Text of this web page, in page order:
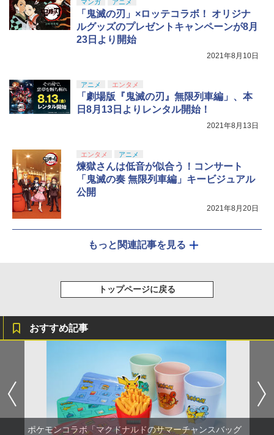
しイラストボード付) [DVD]
￥8,800
マンガ アニメ
「鬼滅の刃」×ロッテコラボ！ オリジナ
ルグッズのプレゼントキャンペーンが8月
23日より開始
2021年8月10日
アニメ エンタメ
「劇場版『鬼滅の刃』無限列車編」、本
日8月13日よりレンタル開始！
2021年8月13日
エンタメ アニメ
煉獄さんは低音が似合う！コンサート
「鬼滅の奏 無限列車編」キービジュアル
公開
2021年8月20日
もっと関連記事を見る
トップページに戻る
おすすめ記事
ポケモンコラボ「マクドナルドのサマーチャンスバッグ